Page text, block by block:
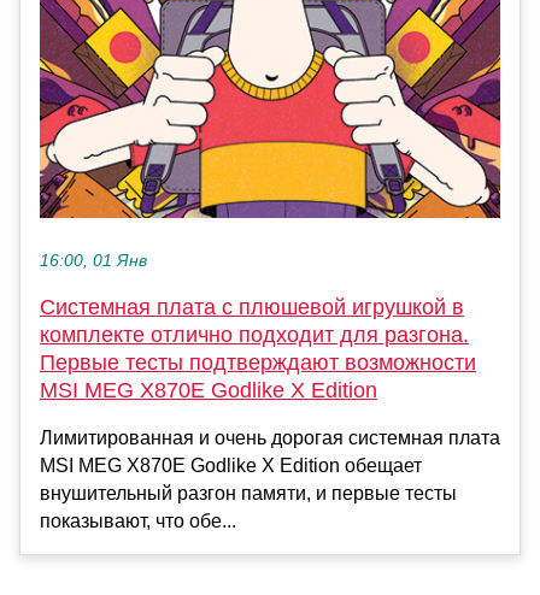
16:00, 01 Янв
Системная плата с плюшевой игрушкой в
комплекте отлично подходит для разгона.
Первые тесты подтверждают возможности
MSI MEG X870E Godlike X Edition
Лимитированная и очень дорогая системная плата
MSI MEG X870E Godlike X Edition обещает
внушительный разгон памяти, и первые тесты
показывают, что обе...